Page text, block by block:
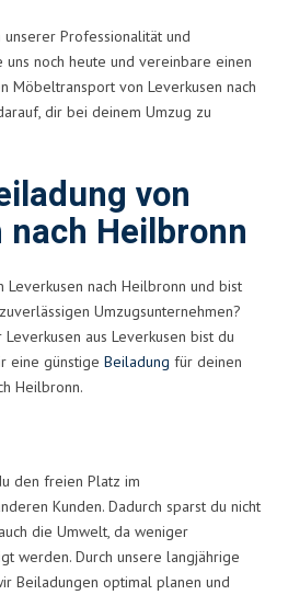
Professionalität und
uns noch heute und vereinbare einen
Möbeltransport von Leverkusen nach
dir bei deinem Umzug zu
von
nach Heilbronn
Leverkusen nach Heilbronn und bist
Umzugsunternehmen?
aus Leverkusen bist du
eine günstige Beiladung für deinen
Heilbronn.
den freien Platz im
Kunden. Dadurch sparst du nicht
die Umwelt, da weniger
werden. Durch unsere langjährige
Beiladungen optimal planen und